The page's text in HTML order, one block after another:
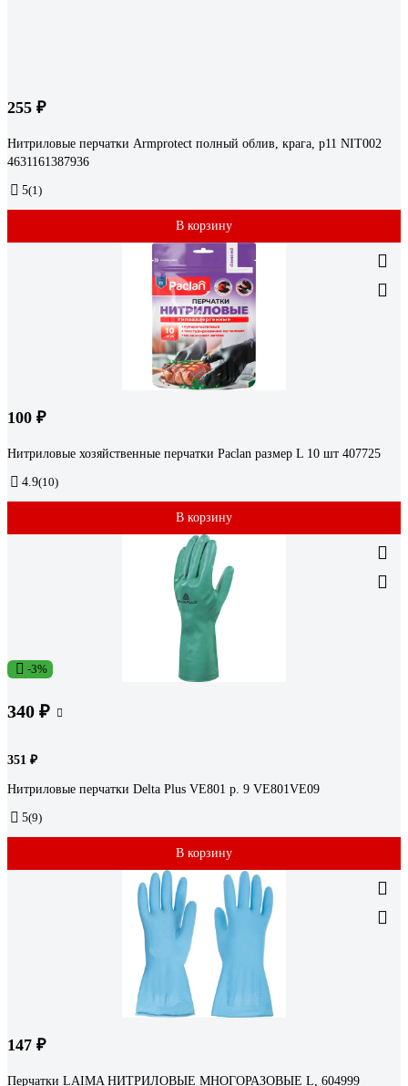
255 ₽
Нитриловые перчатки Armprotect полный облив, крага, р11 NIT002
4631161387936
5(1)
В корзину
100 ₽
Нитриловые хозяйственные перчатки Paclan размер L 10 шт 407725
4.9(10)
В корзину
-3%
340 ₽
351 ₽
Нитриловые перчатки Delta Plus VE801 р. 9 VE801VE09
5(9)
В корзину
147 ₽
Перчатки LAIMA НИТРИЛОВЫЕ МНОГОРАЗОВЫЕ L, 604999